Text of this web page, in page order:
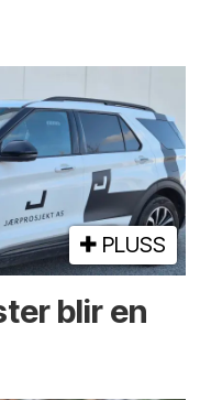
PLUSS
blir en